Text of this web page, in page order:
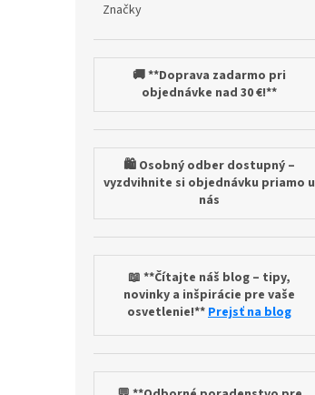
Značky
🚚 **Doprava zadarmo pri
objednávke nad 30 €!**
🛍️ Osobný odber dostupný –
vyzdvihnite si objednávku priamo u
nás
📖 **Čítajte náš blog – tipy,
novinky a inšpirácie pre vaše
osvetlenie!**Prejsť na blog